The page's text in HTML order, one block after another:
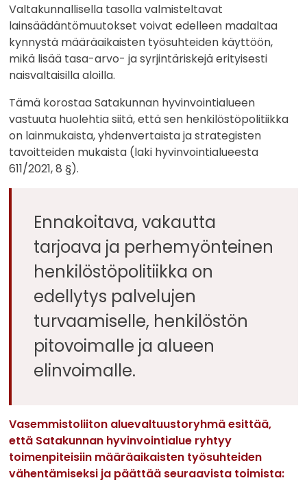
Valtakunnallisella tasolla valmisteltavat
lainsäädäntömuutokset voivat edelleen madaltaa
kynnystä määräaikaisten työsuhteiden käyttöön,
mikä lisää tasa-arvo- ja syrjintäriskejä erityisesti
naisvaltaisilla aloilla.
Tämä korostaa Satakunnan hyvinvointialueen
vastuuta huolehtia siitä, että sen henkilöstöpolitiikka
on lainmukaista, yhdenvertaista ja strategisten
tavoitteiden mukaista (laki hyvinvointialueesta
611/2021, 8 §).
Ennakoitava, vakautta
tarjoava ja perhemyönteinen
henkilöstöpolitiikka on
edellytys palvelujen
turvaamiselle, henkilöstön
pitovoimalle ja alueen
elinvoimalle.
Vasemmistoliiton aluevaltuustoryhmä esittää,
että Satakunnan hyvinvointialue ryhtyy
toimenpiteisiin määräaikaisten työsuhteiden
vähentämiseksi ja päättää seuraavista toimista: